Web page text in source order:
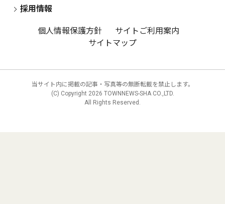
採用情報
個人情報保護方針
サイトご利用案内
サイトマップ
当サイト内に掲載の記事・写真等の無断転載を禁止します。
(C) Copyright 2026 TOWNNEWS-SHA CO.,LTD.
All Rights Reserved.